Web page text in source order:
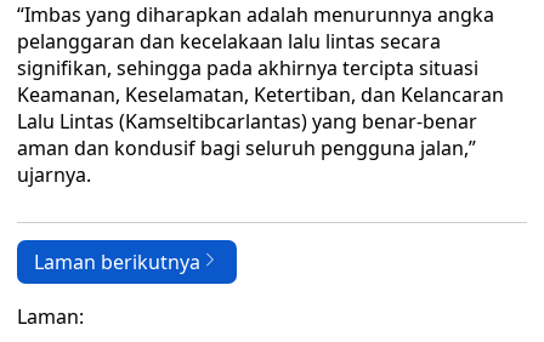
“Imbas yang diharapkan adalah menurunnya angka
pelanggaran dan kecelakaan lalu lintas secara
signifikan, sehingga pada akhirnya tercipta situasi
Keamanan, Keselamatan, Ketertiban, dan Kelancaran
Lalu Lintas (Kamseltibcarlantas) yang benar-benar
aman dan kondusif bagi seluruh pengguna jalan,”
ujarnya.
Laman berikutnya
Laman: